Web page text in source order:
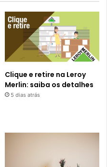
Clique e retire na Leroy
Merlin: saiba os detalhes
5 dias atrás